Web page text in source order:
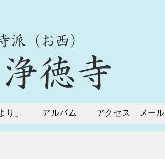
派（お西）
徳寺
り」 アルバム アクセス メール